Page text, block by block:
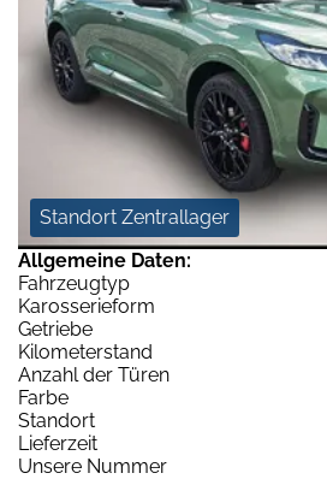
Standort Zentrallager
Allgemeine Daten:
Fahrzeugtyp
Karosserieform
Getriebe
Kilometerstand
Anzahl der Türen
Farbe
Standort
Lieferzeit
Unsere Nummer